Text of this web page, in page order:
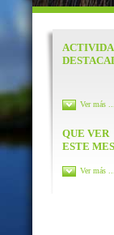
Ver más ...
QUE VER
ESTE MES
Ver más ...